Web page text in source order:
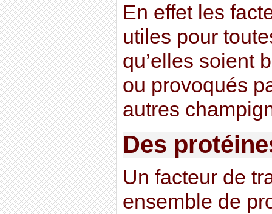
En effet les
utiles pour
qu’elles soient
ou provoqués
autres
Des
Un facteur de
ensemble de